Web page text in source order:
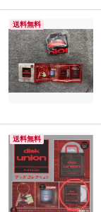
送料無料
送料無料